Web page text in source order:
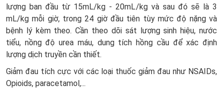
lượng ban đầu từ 15mL/kg - 20mL/kg và sau đó sẽ là 3
mL/kg mỗi giờ, trong 24 giờ đầu tiên tùy mức độ nặng và
bệnh lý kèm theo. Cần theo dõi sát lượng sinh hiệu, nước
tiểu, nồng độ urea máu, dung tích hồng cầu để xác định
lượng dịch truyền cần thiết.
Giảm đau tích cực với các loại thuốc giảm đau như NSAIDs,
Opioids, paracetamol,...